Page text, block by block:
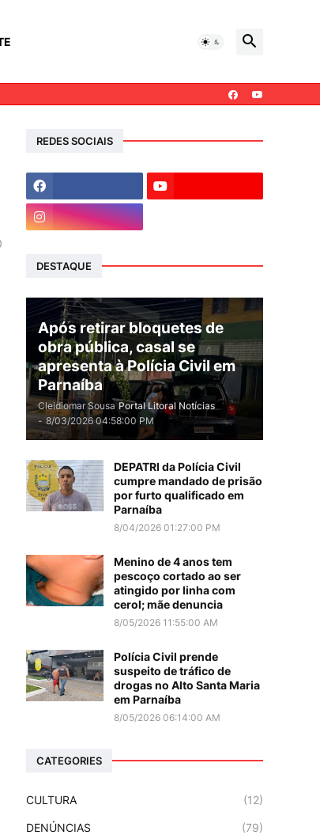
REDES SOCIAIS
DESTAQUE
Após retirar bloquetes de
obra pública, casal se
apresenta à Polícia Civil em
Parnaíba
Cleidiomar Sousa Portal Litoral Notícias
- 8/03/2026 04:58:00 PM
DEPATRI da Polícia Civil
cumpre mandado de prisão
por furto qualificado em
Parnaíba
8/04/2026 01:27:00 PM
Menino de 4 anos tem
pescoço cortado ao ser
atingido por linha com
cerol; mãe denuncia
8/05/2026 11:55:00 AM
Polícia Civil prende
suspeito de tráfico de
drogas no Alto Santa Maria
em Parnaíba
8/05/2026 06:14:00 AM
CATEGORIES
CULTURA (12)
DENÚNCIAS (79)